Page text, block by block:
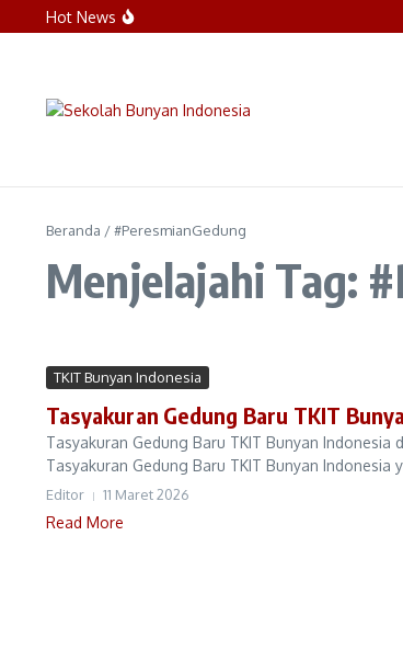
Lewati ke konten
Hot News
Sinergi Hati dan Visi: SDIT
Beranda /#PeresmianGedung
Menjelajahi Tag:
TKIT Bunyan Indonesia
Tasyakuran Gedung Baru TKIT
Tasyakuran Gedung Baru TKIT Bunyan
Tasyakuran Gedung Baru TKIT Bunyan
Editor 11 Maret 2026
Read More